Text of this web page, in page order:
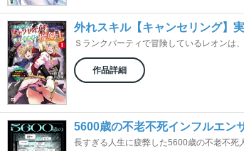
外れスキル【キャンセリング】
Ｓランクパーティで冒険しているレオンは
作品詳細
5600歳の不老不死インフルエン
長すぎる人生に疲弊した5600歳の不老不死